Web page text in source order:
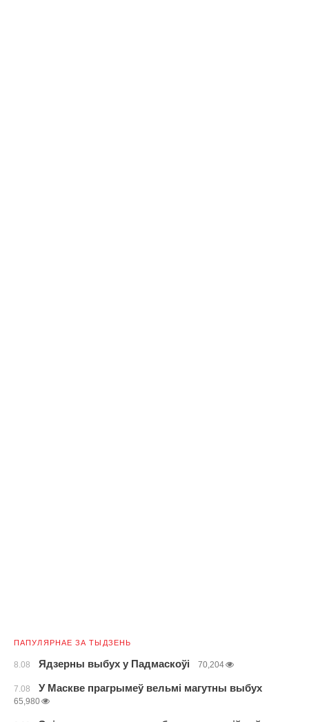
ПАПУЛЯРНАЕ ЗА ТЫДЗЕНЬ
8.08 Ядзерны выбух у Падмаскоўі 70,204
7.08 У Маскве прагрымеў вельмі магутны выбух
65,980